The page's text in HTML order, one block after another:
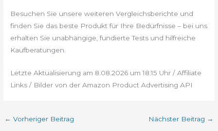
Besuchen Sie unsere weiteren Vergleichsberichte und
finden Sie das beste Produkt für Ihre Bedürfnisse – bei uns
erhalten Sie unabhängige, fundierte Tests und hilfreiche
Kaufberatungen.
Letzte Aktualisierung am 8.08.2026 um 18:15 Uhr / Affiliate
Links / Bilder von der Amazon Product Advertising API
← Vorheriger Beitrag Nächster Beitrag →